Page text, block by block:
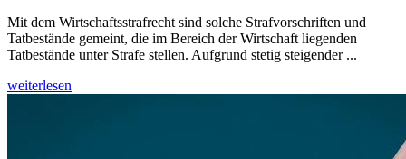
Mit dem Wirtschaftsstrafrecht sind solche Strafvorschriften und
Tatbestände gemeint, die im Bereich der Wirtschaft liegenden
Tatbestände unter Strafe stellen. Aufgrund stetig steigender ...
weiterlesen